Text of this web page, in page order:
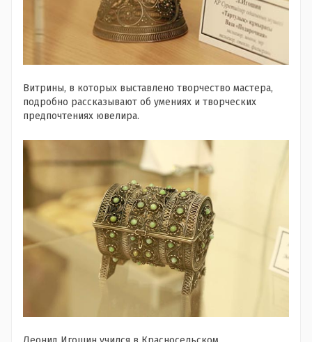
Витрины, в которых выставлено творчество мастера,
подробно рассказывают об умениях и творческих
предпочтениях ювелира.